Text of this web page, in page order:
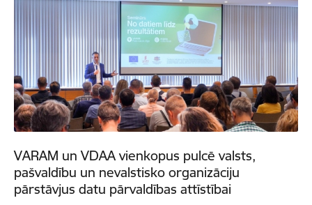
VARAM un VDAA vienkopus pulcē valsts,
pašvaldību un nevalstisko organizāciju
pārstāvjus datu pārvaldības attīstībai